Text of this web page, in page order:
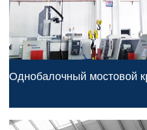
Однобалочный мостовой